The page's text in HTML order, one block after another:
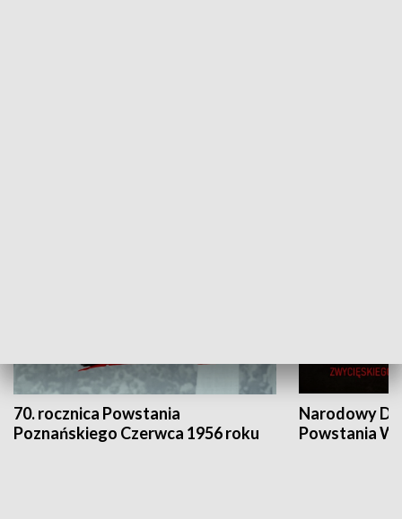
70. rocznica Powstania
Poznańskiego Czerwca 1956 roku
Narodowy
Powstania